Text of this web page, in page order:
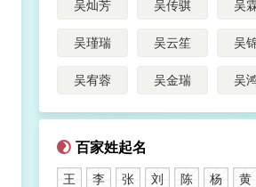
吴灿芳 吴传骐 吴
吴瑾瑞 吴云笙 吴
吴宥蓉 吴金瑞 吴
百家姓起名
王 李 张 刘 陈 杨 黄